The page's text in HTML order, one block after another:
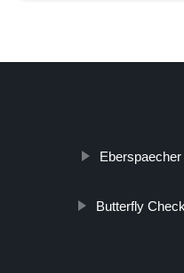
Butterfly